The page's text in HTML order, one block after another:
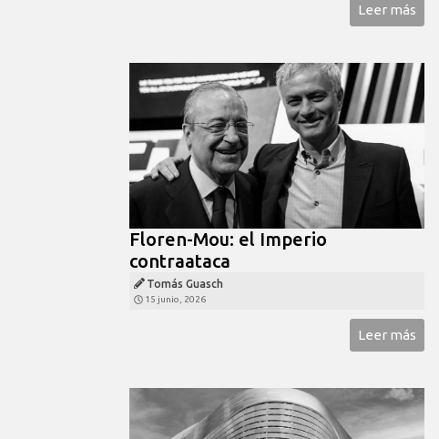
Leer más
Floren-Mou: el Imperio
contraataca
Tomás Guasch
15 junio, 2026
Leer más